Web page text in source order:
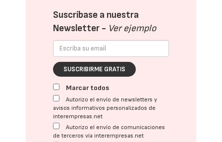
Suscríbase a nuestra
Newsletter - Ver ejemplo
SUSCRIBIRME GRATIS
Marcar todos
Autorizo el envío de newsletters y
avisos informativos personalizados de
interempresas.net
Autorizo el envío de comunicaciones
de terceros vía interempresas.net